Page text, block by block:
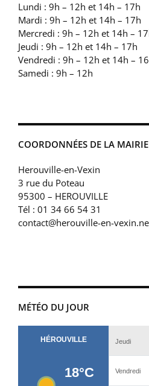
Lundi : 9h – 12h et 14h – 17h
Mardi : 9h – 12h et 14h – 17h
Mercredi : 9h – 12h et 14h –
Jeudi : 9h – 12h et 14h – 17h
Vendredi : 9h – 12h et 14h –
Samedi : 9h – 12h
COORDONNÉES DE LA MAIRIE
Herouville-en-Vexin
3 rue du Poteau
95300 – HEROUVILLE
Tél : 01 34 66 54 31
contact@herouville-en-
MÉTÉO DU JOUR